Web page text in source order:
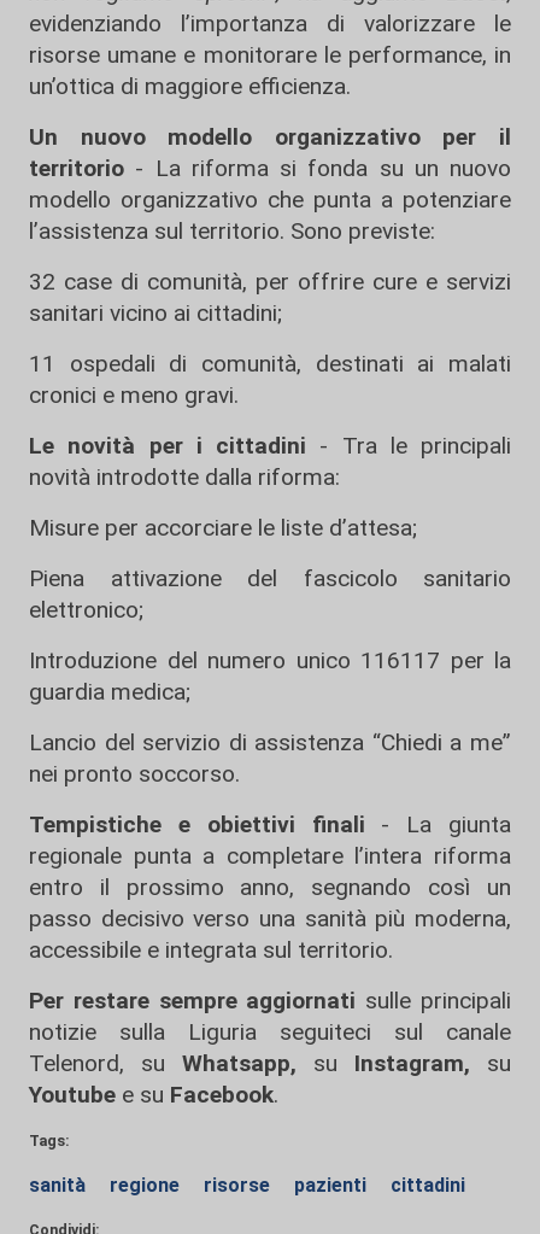
evidenziando l’importanza di valorizzare le
risorse umane e monitorare le performance, in
un’ottica di maggiore efficienza.
Un nuovo modello organizzativo per il
territorio - La riforma si fonda su un nuovo
modello organizzativo che punta a potenziare
l’assistenza sul territorio. Sono previste:
32 case di comunità, per offrire cure e servizi
sanitari vicino ai cittadini;
11 ospedali di comunità, destinati ai malati
cronici e meno gravi.
Le novità per i cittadini - Tra le principali
novità introdotte dalla riforma:
Misure per accorciare le liste d’attesa;
Piena attivazione del fascicolo sanitario
elettronico;
Introduzione del numero unico 116117 per la
guardia medica;
Lancio del servizio di assistenza “Chiedi a me”
nei pronto soccorso.
Tempistiche e obiettivi finali - La giunta
regionale punta a completare l’intera riforma
entro il prossimo anno, segnando così un
passo decisivo verso una sanità più moderna,
accessibile e integrata sul territorio.
Per restare sempre aggiornati sulle principali
notizie sulla Liguria seguiteci sul canale
Telenord, su
Whatsapp, su Instagram, su
Youtube e su Facebook.
Tags:
sanità regione risorse pazienti cittadini
Condividi: